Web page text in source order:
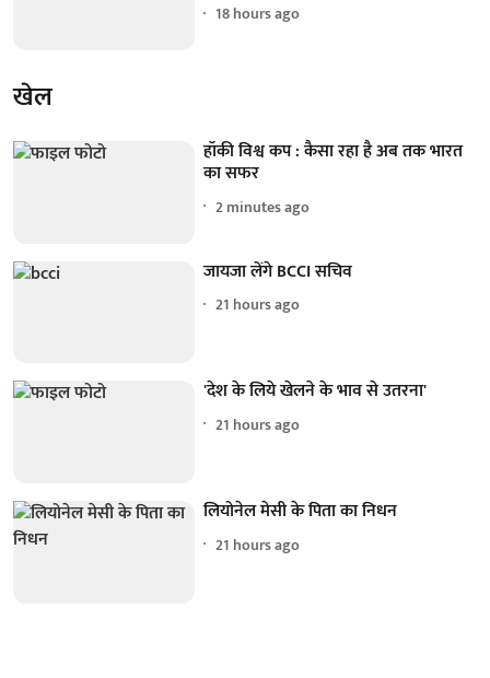
18 hours ago
खेल
हॉकी विश्व कप : कैसा रहा है अब तक भारत
का सफर
2 minutes ago
जायजा लेंगे BCCI सचिव
21 hours ago
'देश के लिये खेलने के भाव से उतरना'
21 hours ago
लियोनेल मेसी के पिता का निधन
21 hours ago